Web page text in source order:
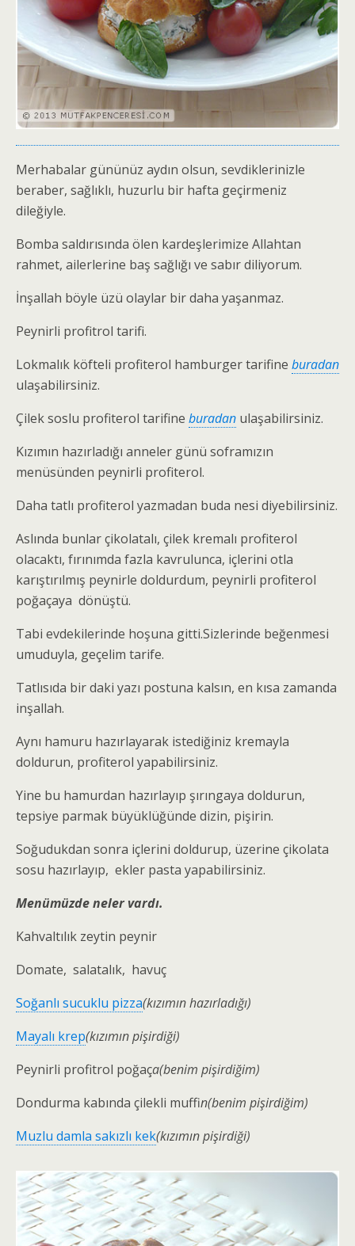
Merhabalar gününüz aydın olsun, sevdiklerinizle
beraber, sağlıklı, huzurlu bir hafta geçirmeniz
dileğiyle.
Bomba saldırısında ölen kardeşlerimize Allahtan
rahmet, ailerlerine baş sağlığı ve sabır diliyorum.
İnşallah böyle üzü olaylar bir daha yaşanmaz.
Peynirli profitrol tarifi.
Lokmalık köfteli profiterol hamburger tarifine buradan
ulaşabilirsiniz.
Çilek soslu profiterol tarifine buradan ulaşabilirsiniz.
Kızımın hazırladığı anneler günü soframızın
menüsünden peynirli profiterol.
Daha tatlı profiterol yazmadan buda nesi diyebilirsiniz.
Aslında bunlar çikolatalı, çilek kremalı profiterol
olacaktı, fırınımda fazla kavrulunca, içlerini otla
karıştırılmış peynirle doldurdum, peynirli profiterol
poğaçaya dönüştü.
Tabi evdekilerinde hoşuna gitti.Sizlerinde beğenmesi
umuduyla, geçelim tarife.
Tatlısıda bir daki yazı postuna kalsın, en kısa zamanda
inşallah.
Aynı hamuru hazırlayarak istediğiniz kremayla
doldurun, profiterol yapabilirsiniz.
Yine bu hamurdan hazırlayıp şırıngaya doldurun,
tepsiye parmak büyüklüğünde dizin, pişirin.
Soğudukdan sonra içlerini doldurup, üzerine çikolata
sosu hazırlayıp, ekler pasta yapabilirsiniz.
Menümüzde neler vardı.
Kahvaltılık zeytin peynir
Domate, salatalık, havuç
Soğanlı sucuklu pizza(kızımın hazırladığı)
Mayalı krep(kızımın pişirdiği)
Peynirli profitrol poğaça(benim pişirdiğim)
Dondurma kabında çilekli muffin(benim pişirdiğim)
Muzlu damla sakızlı kek(kızımın pişirdiği)